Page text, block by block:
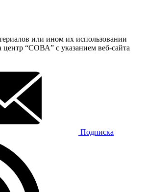
или ином их использовании
центр “СОВА” с указанием веб-сайта
Подписка